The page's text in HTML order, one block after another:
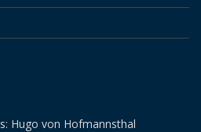
Hugo von Hofmannsthal